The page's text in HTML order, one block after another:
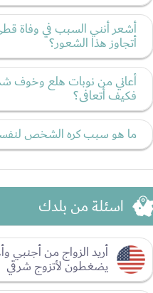
أشعر أنني السبب في وفاة
أتجاوز هذا الشعور؟
أعاني من نوبات هلع وخوف
فكيف أتعافى؟
ما هو سبب كره الشخص
اسئلة من بلدك
أريد الزواج من أجنبي
يضغطون لأتزوج شرقي